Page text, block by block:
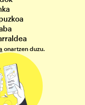
onartzen duzu.